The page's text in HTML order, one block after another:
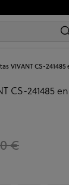
VIVANT CS-241485
CS-241485
€